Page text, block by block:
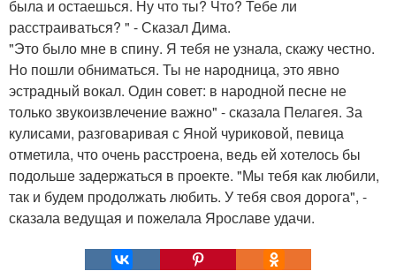
была и остаешься. Ну что ты? Что? Тебе ли
расстраиваться? " - Сказал Дима.
"Это было мне в спину. Я тебя не узнала, скажу честно.
Но пошли обниматься. Ты не народница, это явно
эстрадный вокал. Один совет: в народной песне не
только звукоизвлечение важно" - сказала Пелагея. За
кулисами, разговаривая с Яной чуриковой, певица
отметила, что очень расстроена, ведь ей хотелось бы
подольше задержаться в проекте. "Мы тебя как любили,
так и будем продолжать любить. У тебя своя дорога", -
сказала ведущая и пожелала Ярославе удачи.